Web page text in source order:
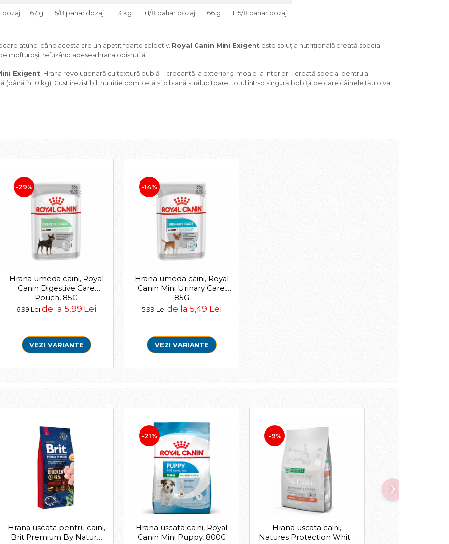
dozaj 67 g 5/8 pahar dozaj 113 kg 1+1/8 pahar dozaj 166 g 1+5/8 pahar dozaj
atunci când acesta are un apetit foarte selectiv. Royal Canin Mini Exigent este soluția nutrițională creată special
mofturoși, refuzând adesea hrana obișnuită.
Exigent! Hrana revoluționară cu textură dublă – crocantă la exterior și moale la interior – creată special pentru a
(până în 10 kg). Gust irezistibil, nutriție completă și o blană strălucitoare, totul într-o singură bobiță pe care câinele tău o va
-29%
Hrana umeda caini, Royal
Canin Digestive Care
Pouch, 85G
6,99 Leide la 5,99 Lei
VEZI VARIANTE
-14%
Hrana umeda caini, Royal
Canin Mini Urinary Care,
85G
5,99 Leide la 5,49 Lei
VEZI VARIANTE
Hrana uscata pentru caini,
Brit Premium By Nature
-21%
Hrana uscata caini, Royal
Canin Mini Puppy, 800G
-9%
Hrana uscata caini,
Natures Protection White
-13%